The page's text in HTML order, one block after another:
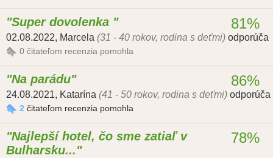
Super dovolenka
02.08.2022, Marcela (31 - 40 rokov, rodina s deťmi) odporúča
0 čitateľom recenzia pomohla
81%
Na parádu
24.08.2021, Katarína (41 - 50 rokov, rodina s deťmi) odporúča
2 čitateľom recenzia pomohla
86%
Najlepší hotel, čo sme zatiaľ v
Bulharsku...
78%